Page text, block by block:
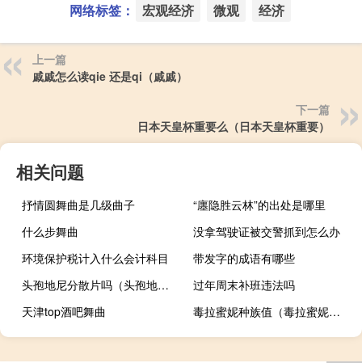
网络标签： 宏观经济 微观 经济
上一篇
戚戚怎么读qie 还是qi（戚戚）
下一篇
日本天皇杯重要么（日本天皇杯重要）
相关问题
抒情圆舞曲是几级曲子
“廛隐胜云林”的出处是哪里
什么步舞曲
没拿驾驶证被交警抓到怎么办
环境保护税计入什么会计科目
带发字的成语有哪些
头孢地尼分散片吗（头孢地尼分散片是治疗什么的）
过年周末补班违法吗
天津top酒吧舞曲
毒拉蜜妮种族值（毒拉蜜妮的介绍）